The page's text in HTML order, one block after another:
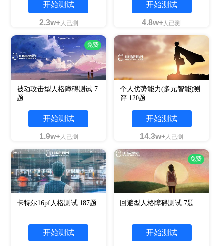
开始测试
2.3w+人已测
开始测试
4.8w+人已测
免费
被动攻击型人格障碍测试 7
题
开始测试
1.9w+人已测
个人优势能力(多元智能)测
评 120题
开始测试
14.3w+人已测
卡特尔16pf人格测试 187题
开始测试
免费
回避型人格障碍测试 7题
开始测试